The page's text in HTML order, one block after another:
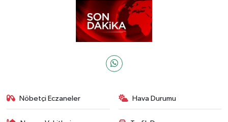
Nöbetçi Eczaneler Hava Durumu